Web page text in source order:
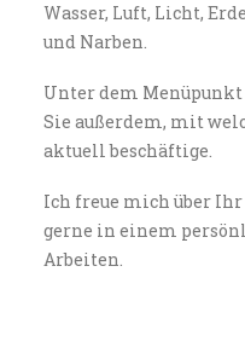
Wasser, Luft, Licht,
und Narben.
Unter dem Menüpunkt
Sie außerdem, mit
aktuell beschäftige.
Ich freue mich über
gerne in einem
Arbeiten.